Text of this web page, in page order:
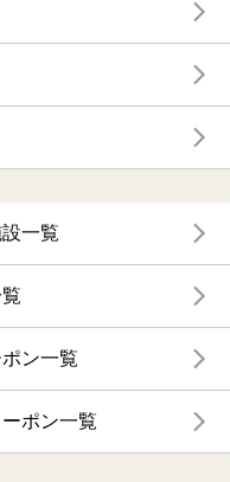
一覧
ン一覧
ポン一覧